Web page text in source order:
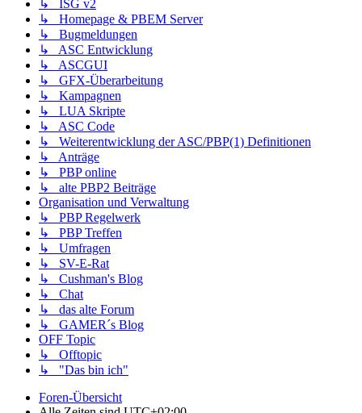
↳ ISG v2
↳ Homepage & PBEM Server
↳ Bugmeldungen
↳ ASC Entwicklung
↳ ASCGUI
↳ GFX-Überarbeitung
↳ Kampagnen
↳ LUA Skripte
↳ ASC Code
↳ Weiterentwicklung der ASC/PBP(1) Definitionen
↳ Anträge
↳ PBP online
↳ alte PBP2 Beiträge
Organisation und Verwaltung
↳ PBP Regelwerk
↳ PBP Treffen
↳ Umfragen
↳ SV-E-Rat
↳ Cushman's Blog
↳ Chat
↳ das alte Forum
↳ GAMER´s Blog
OFF Topic
↳ Offtopic
↳ "Das bin ich"
Foren-Übersicht